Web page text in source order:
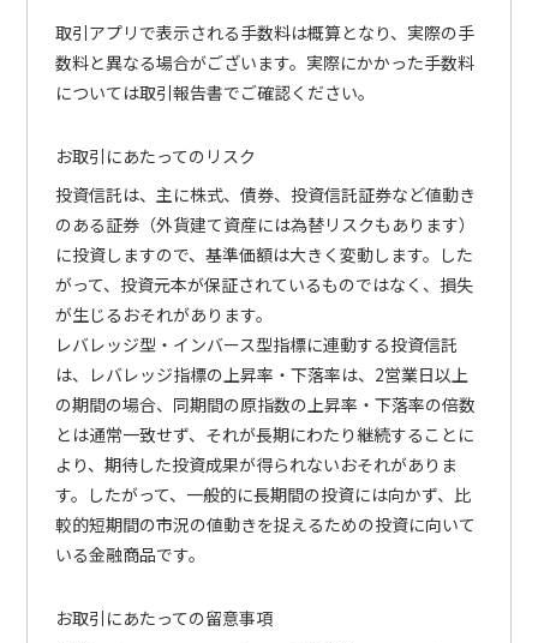
取引アプリで表示される手数料は概算となり、実際の手
数料と異なる場合がございます。実際にかかった手数料
については取引報告書でご確認ください。
お取引にあたってのリスク
投資信託は、主に株式、債券、投資信託証券など値動き
のある証券（外貨建て資産には為替リスクもあります）
に投資しますので、基準価額は大きく変動します。した
がって、投資元本が保証されているものではなく、損失
が生じるおそれがあります。
レバレッジ型・インバース型指標に連動する投資信託
は、レバレッジ指標の上昇率・下落率は、2営業日以上
の期間の場合、同期間の原指数の上昇率・下落率の倍数
とは通常一致せず、それが長期にわたり継続することに
より、期待した投資成果が得られないおそれがありま
す。したがって、一般的に長期間の投資には向かず、比
較的短期間の市況の値動きを捉えるための投資に向いて
いる金融商品です。
お取引にあたっての留意事項